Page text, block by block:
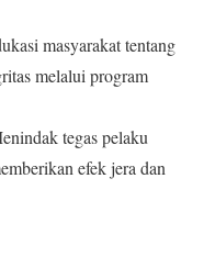
masyarakat tentang
melalui program
tegas pelaku
efek jera dan